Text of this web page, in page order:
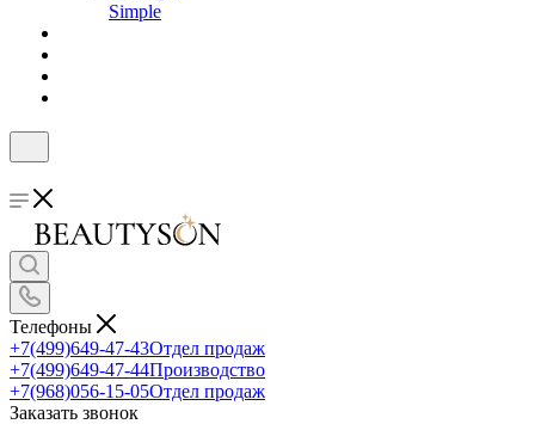
Simple
Телефоны
+7(499)649-47-43Отдел продаж
+7(499)649-47-44Производство
+7(968)056-15-05Отдел продаж
Заказать звонок